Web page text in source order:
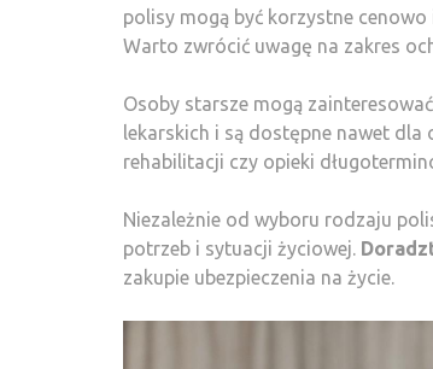
polisy mogą być korzystne
Warto zwrócić uwagę na zakres
Osoby starsze mogą
lekarskich i są dostępne nawet dla
rehabilitacji czy opieki
Niezależnie od wyboru rodzaju
potrzeb i sytuacji życiowej.
zakupie ubezpieczenia na życie.